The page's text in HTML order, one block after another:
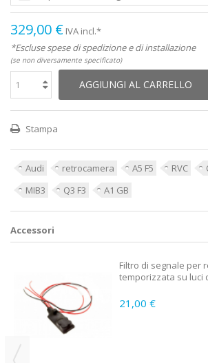
329,00 € IVA incl.*
*Escluse spese di spedizione e di installazione
(se non diversamente specificato)
AGGIUNGI AL CARRELLO
Stampa
Audi retrocamera A5 F5 RVC
MIB3
Q3 F3 A1 GB
Accessori
Filtro di segnale per
temporizzata su luci
21,00 €